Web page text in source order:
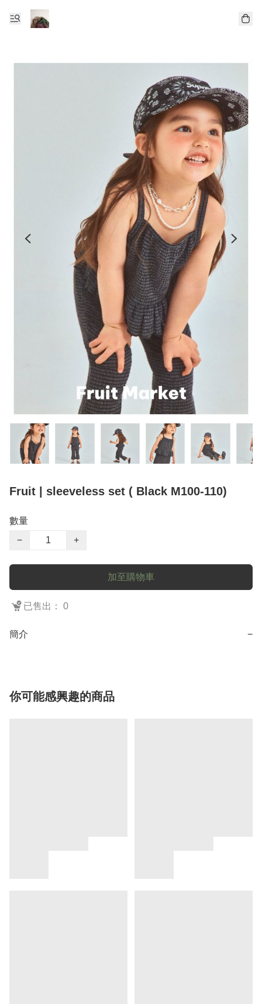
Fruit | sleeveless set ( Black M100-110)
數量
−
+
加至購物車
已售出： 0
簡介 −
你可能感興趣的商品